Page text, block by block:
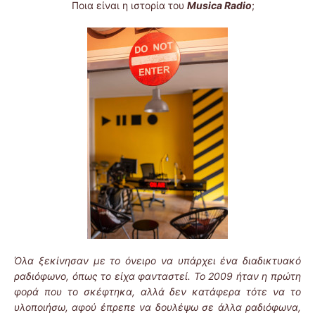
Ποια είναι η ιστορία του Musica Radio;
Όλα ξεκίνησαν με το όνειρο να υπάρχει ένα διαδικτυακό
ραδιόφωνο, όπως το είχα φανταστεί. Το 2009 ήταν η πρώτη
φορά που το σκέφτηκα, αλλά δεν κατάφερα τότε να το
υλοποιήσω, αφού έπρεπε να δουλέψω σε άλλα ραδιόφωνα,